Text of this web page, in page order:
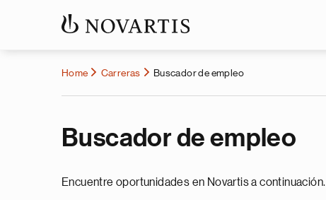
Home Carreras Buscador de empleo
Buscador de empleo
Encuentre oportunidades en Novartis a continuación.